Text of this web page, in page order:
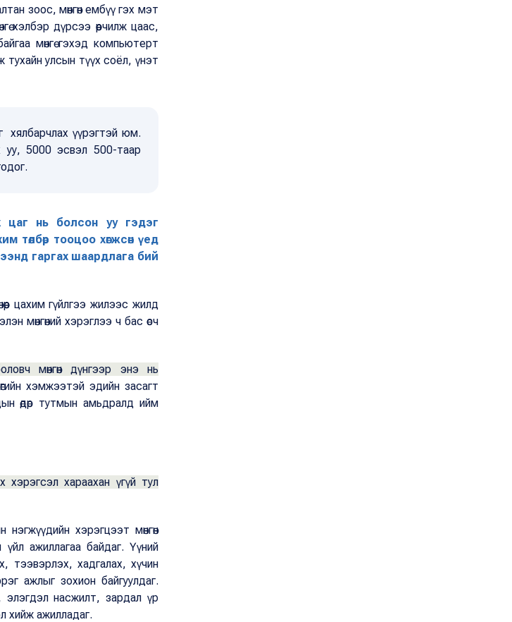
зоос, мөнгөн ембүү гэх мэт
хэлбэр дүрсээ өөрчилж цаас,
мөнгө гэхэд компьютерт
тухайн улсын түүх соёл, үнэт
хялбарчлах үүрэгтэй юм.
уу, 5000 эсвэл 500-таар
цаг нь болсон уу гэдэг
төлбөр тооцоо хөгжсөн үед
гаргах шаардлага бий
цахим гүйлгээ жилээс жилд
мөнгөний хэрэглээ ч бас өсч
мөнгөн дүнгээр энэ нь
хэмжээтэй эдийн засагт
өдөр тутмын амьдралд ийм
хэрэгсэл хараахан үгүй тул
хэрэгцээт мөнгөн
ажиллагаа байдаг. Үүний
тээвэрлэх, хадгалах, хүчин
ажлыг зохион байгуулдаг.
элэгдэл насжилт, зардал үр
хийж ажилладаг.